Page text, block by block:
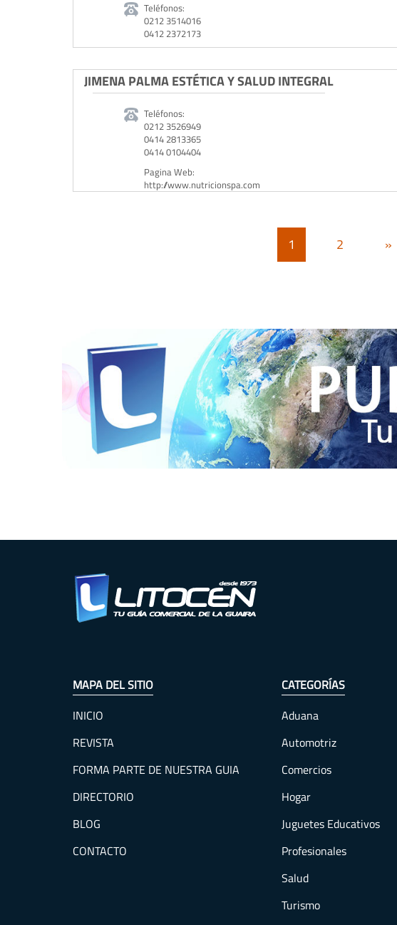
Teléfonos:
0212 3514016
0412 2372173
JIMENA PALMA ESTÉTICA Y SALUD INTEGRAL
Teléfonos:
0212 3526949
0414 2813365
0414 0104404
Pagina Web:
http://www.nutricionspa.com
1 2 »
MAPA DEL SITIO
INICIO
REVISTA
FORMA PARTE DE NUESTRA GUIA
DIRECTORIO
BLOG
CONTACTO
CATEGORÍAS
Aduana
Automotriz
Comercios
Hogar
Juguetes Educativos
Profesionales
Salud
Turismo